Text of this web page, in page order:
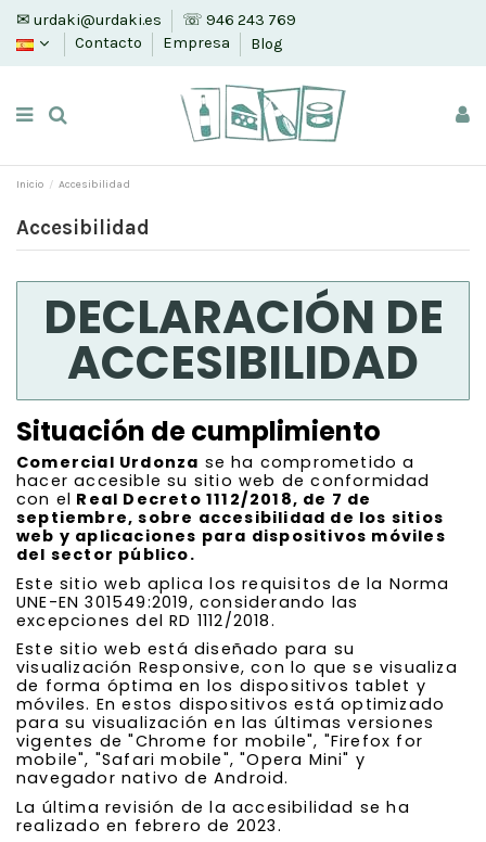
✉ urdaki@urdaki.es
☏ 946 243 769
Contacto
Empresa Blog
Inicio Accesibilidad
Accesibilidad
DECLARACIÓN DE
ACCESIBILIDAD
Situación de cumplimiento
Comercial Urdonza se ha comprometido a
hacer accesible su sitio web de conformidad
con el Real Decreto 1112/2018, de 7 de
septiembre, sobre accesibilidad de los sitios
web y aplicaciones para dispositivos móviles
del sector público.
Este sitio web aplica los requisitos de la Norma
UNE-EN 301549:2019, considerando las
excepciones del RD 1112/2018.
Este sitio web está diseñado para su
visualización Responsive, con lo que se visualiza
de forma óptima en los dispositivos tablet y
móviles. En estos dispositivos está optimizado
para su visualización en las últimas versiones
vigentes de "Chrome for mobile", "Firefox for
mobile", "Safari mobile", "Opera Mini" y
navegador nativo de Android.
La última revisión de la accesibilidad se ha
realizado en febrero de 2023.